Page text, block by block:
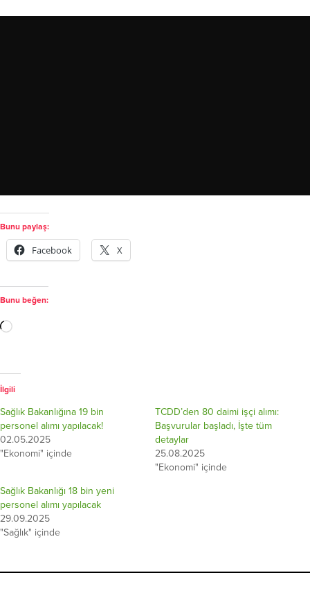
Bunu paylaş:
Facebook X
Bunu beğen:
İlgili
Sağlık Bakanlığına 19 bin
personel alımı yapılacak!
02.05.2025
"Ekonomi" içinde
TCDD’den 80 daimi işçi alımı:
Başvurular başladı, İşte tüm
detaylar
25.08.2025
"Ekonomi" içinde
Sağlık Bakanlığı 18 bin yeni
personel alımı yapılacak
29.09.2025
"Sağlık" içinde